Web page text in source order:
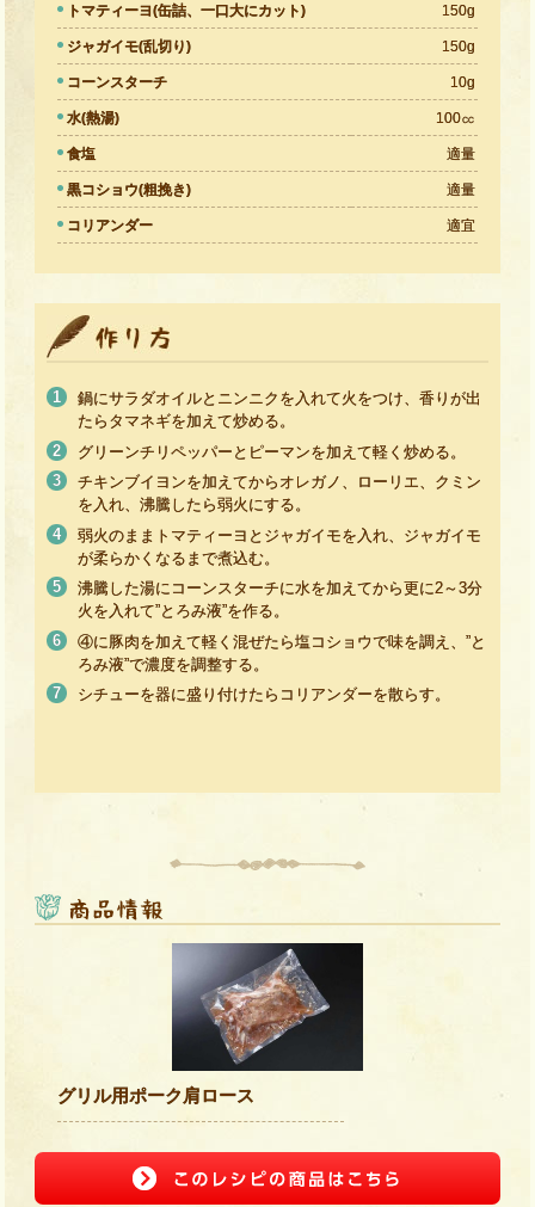
トマティーヨ(缶詰、一口大にカット) 150g
ジャガイモ(乱切り) 150g
コーンスターチ 10g
水(熱湯) 100㏄
食塩 適量
黒コショウ(粗挽き) 適量
コリアンダー 適宜
鍋にサラダオイルとニンニクを入れて火をつけ、香りが出
たらタマネギを加えて炒める。
グリーンチリペッパーとピーマンを加えて軽く炒める。
チキンブイヨンを加えてからオレガノ、ローリエ、クミン
を入れ、沸騰したら弱火にする。
弱火のままトマティーヨとジャガイモを入れ、ジャガイモ
が柔らかくなるまで煮込む。
沸騰した湯にコーンスターチに水を加えてから更に2～3分
火を入れて”とろみ液”を作る。
④に豚肉を加えて軽く混ぜたら塩コショウで味を調え、”と
ろみ液”で濃度を調整する。
シチューを器に盛り付けたらコリアンダーを散らす。
グリル用ポーク肩ロース